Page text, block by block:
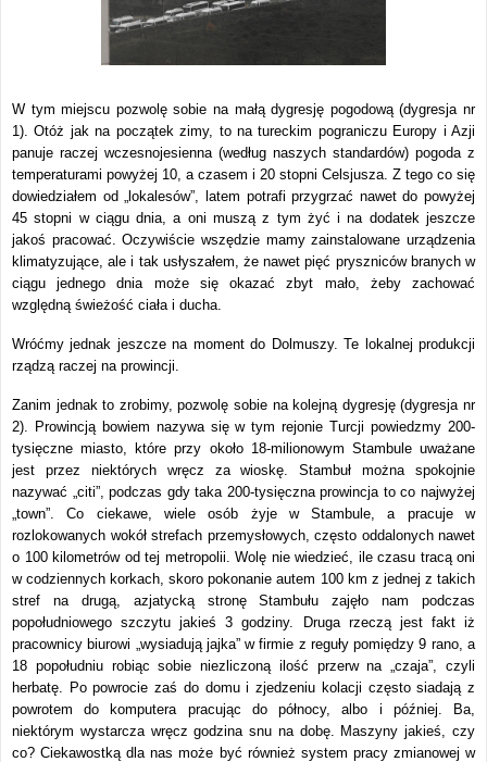
W tym miejscu pozwolę sobie na małą dygresję pogodową (dygresja nr
1). Otóż jak na początek zimy, to na tureckim pograniczu Europy i Azji
panuje raczej wczesnojesienna (według naszych standardów) pogoda z
temperaturami powyżej 10, a czasem i 20 stopni Celsjusza. Z tego co się
dowiedziałem od „lokalesów”, latem potrafi przygrzać nawet do powyżej
45 stopni w ciągu dnia, a oni muszą z tym żyć i na dodatek jeszcze
jakoś pracować. Oczywiście wszędzie mamy zainstalowane urządzenia
klimatyzujące, ale i tak usłyszałem, że nawet pięć pryszniców branych w
ciągu jednego dnia może się okazać zbyt mało, żeby zachować
względną świeżość ciała i ducha.
Wróćmy jednak jeszcze na moment do Dolmuszy. Te lokalnej produkcji
rządzą raczej na prowincji.
Zanim jednak to zrobimy, pozwolę sobie na kolejną dygresję (dygresja nr
2). Prowincją bowiem nazywa się w tym rejonie Turcji powiedzmy 200-
tysięczne miasto, które przy około 18-milionowym Stambule uważane
jest przez niektórych wręcz za wioskę. Stambuł można spokojnie
nazywać „citi”, podczas gdy taka 200-tysięczna prowincja to co najwyżej
„town”. Co ciekawe, wiele osób żyje w Stambule, a pracuje w
rozlokowanych wokół strefach przemysłowych, często oddalonych nawet
o 100 kilometrów od tej metropolii. Wolę nie wiedzieć, ile czasu tracą oni
w codziennych korkach, skoro pokonanie autem 100 km z jednej z takich
stref na drugą, azjatycką stronę Stambułu zajęło nam podczas
popołudniowego szczytu jakieś 3 godziny. Druga rzeczą jest fakt iż
pracownicy biurowi „wysiadują jajka” w firmie z reguły pomiędzy 9 rano, a
18 popołudniu robiąc sobie niezliczoną ilość przerw na „czaja”, czyli
herbatę. Po powrocie zaś do domu i zjedzeniu kolacji często siadają z
powrotem do komputera pracując do północy, albo i później. Ba,
niektórym wystarcza wręcz godzina snu na dobę. Maszyny jakieś, czy
co? Ciekawostką dla nas może być również system pracy zmianowej w